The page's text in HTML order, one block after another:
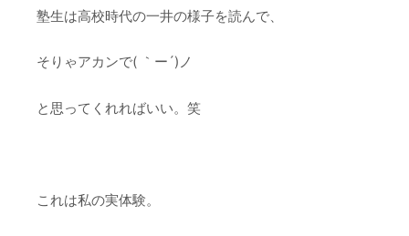
塾生は高校時代の一井の様子を読んで、
そりゃアカンで( ｀ー´)ノ
と思ってくれればいい。笑
これは私の実体験。